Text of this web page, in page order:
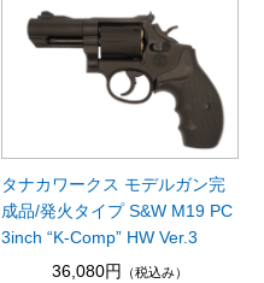
タナカワークス モデルガン完
成品/発火タイプ S&W M19 PC
3inch “K-Comp” HW Ver.3
36,080円
（税込み）